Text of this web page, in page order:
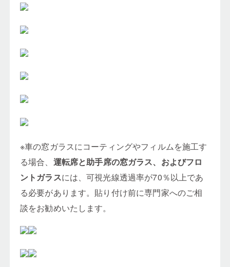
※車の窓ガラスにコーティングやフィルムを施工す
る場合、 運転席と助手席の窓ガラス、およびフロ
ントガラスには、可視光線透過率が70％以上であ
る必要があります。貼り付け前に専門家へのご相
談をお勧めいたします。